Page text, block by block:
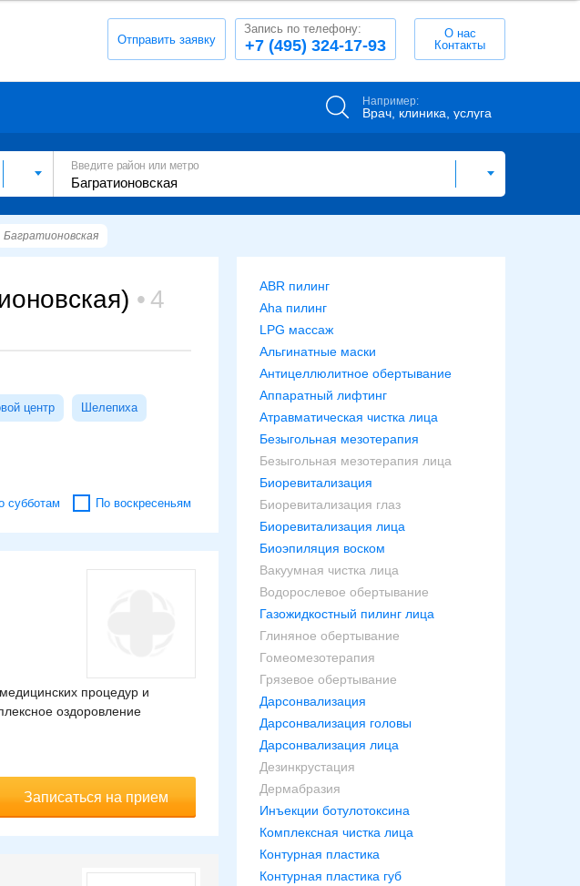
Отправить заявку +7 (495) 324-17-93
Запись по телефону:
О нас
Контакты
Например:
Врач, клиника, услуга
Введите район или метро
Багратионовская
4
центр Шелепиха
субботам По воскресеньям
процедур и
оздоровление
Записаться на прием
ABR пилинг
Aha пилинг
LPG массаж
Альгинатные маски
Антицеллюлитное обертывание
Аппаратный лифтинг
Атравматическая чистка лица
Безыгольная мезотерапия
Безыгольная мезотерапия лица
Биоревитализация
Биоревитализация глаз
Биоревитализация лица
Биоэпиляция воском
Вакуумная чистка лица
Водорослевое обертывание
Газожидкостный пилинг лица
Глиняное обертывание
Гомеомезотерапия
Грязевое обертывание
Дарсонвализация
Дарсонвализация головы
Дарсонвализация лица
Дезинкрустация
Дермабразия
Инъекции ботулотоксина
Комплексная чистка лица
Контурная пластика
Контурная пластика губ